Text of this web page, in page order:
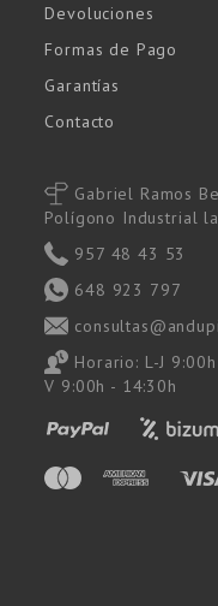
Devoluciones
Formas de Pago
Garantías
Contacto
Gabriel Ramos
Polígono Industrial
957 48 43 53
648 923 797
Horario: L-J
V 9:00h - 14:30h